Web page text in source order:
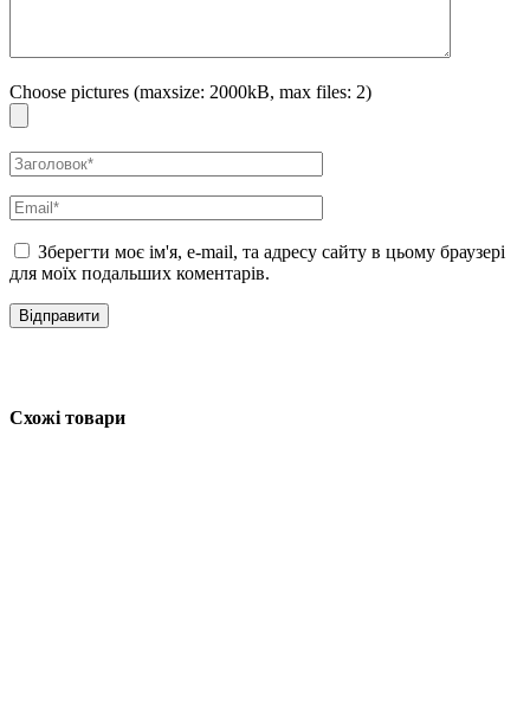
Choose pictures (maxsize: 2000kB, max files: 2)
Зберегти моє ім'я, e-mail, та адресу сайту в цьому браузері
для моїх подальших коментарів.
Схожі товари